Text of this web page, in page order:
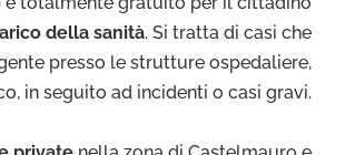
della sanità. Si tratta di casi che
presso le strutture ospedaliere,
in seguito ad incidenti o casi gravi.